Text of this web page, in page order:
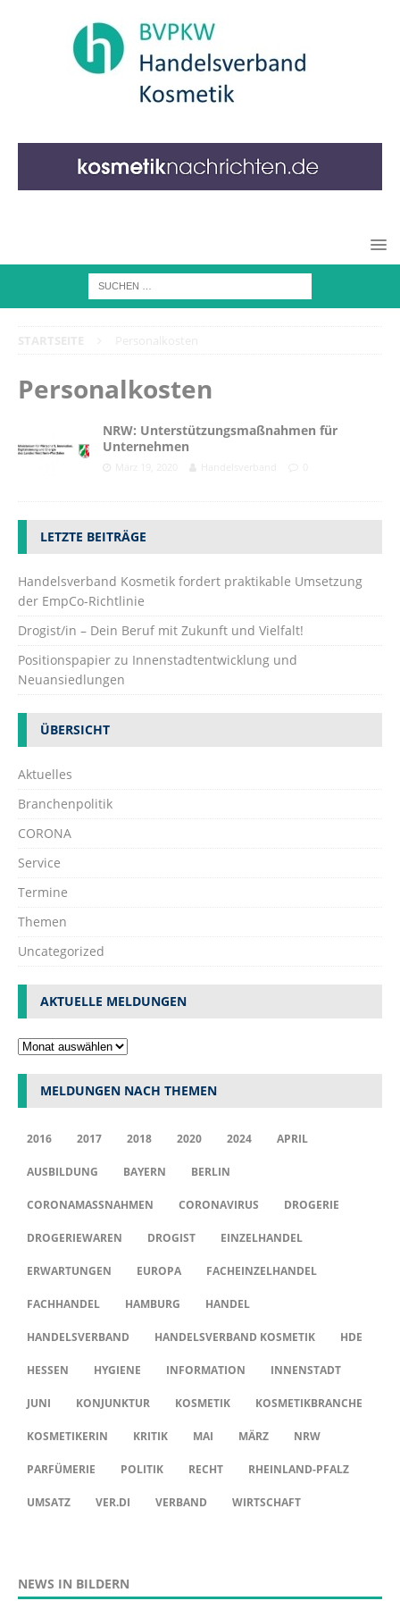
Personalkosten
NRW: Unterstützungsmaßnahmen für
Unternehmen
LETZTE BEITRÄGE
Handelsverband Kosmetik fordert praktikable Umsetzung
der EmpCo-Richtlinie
Drogist/in – Dein Beruf mit Zukunft und Vielfalt!
Positionspapier zu Innenstadtentwicklung und
Neuansiedlungen
ÜBERSICHT
Aktuelles
Branchenpolitik
CORONA
Service
Termine
Themen
Uncategorized
AKTUELLE MELDUNGEN
MELDUNGEN NACH THEMEN
2016 2017 2018 2020 2024 APRIL
AUSBILDUNG BAYERN BERLIN
CORONAMASSNAHMEN CORONAVIRUS DROGERIE
DROGERIEWAREN DROGIST EINZELHANDEL
ERWARTUNGEN EUROPA FACHEINZELHANDEL
FACHHANDEL HAMBURG HANDEL
HANDELSVERBAND HANDELSVERBAND KOSMETIK HDE
HESSEN HYGIENE INFORMATION INNENSTADT
JUNI KONJUNKTUR KOSMETIK KOSMETIKBRANCHE
KOSMETIKERIN KRITIK MAI MÄRZ NRW
PARFÜMERIE POLITIK RECHT RHEINLAND-PFALZ
UMSATZ VER.DI VERBAND WIRTSCHAFT
NEWS IN BILDERN